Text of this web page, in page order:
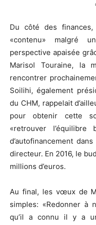
Du côté des
«contenu» malgré
perspective apaisée
Marisol Touraine, la
rencontrer
Soilihi, également
du CHM, rappelait
pour obtenir cette
«retrouver l’équilibre
d’autofinancement
directeur. En 2016, le
millions d’euros.
Au final, les vœux de
simples: «Redonner à
qu’il a connu il y a